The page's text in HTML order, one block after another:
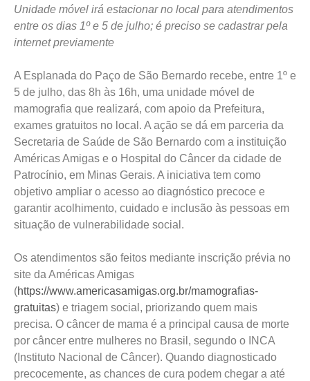
Unidade móvel irá estacionar no local para atendimentos
entre os dias 1º e 5 de julho; é preciso se cadastrar pela
internet previamente
A Esplanada do Paço de São Bernardo recebe, entre 1º e
5 de julho, das 8h às 16h, uma unidade móvel de
mamografia que realizará, com apoio da Prefeitura,
exames gratuitos no local. A ação se dá em parceria da
Secretaria de Saúde de São Bernardo com a instituição
Américas Amigas e o Hospital do Câncer da cidade de
Patrocínio, em Minas Gerais. A iniciativa tem como
objetivo ampliar o acesso ao diagnóstico precoce e
garantir acolhimento, cuidado e inclusão às pessoas em
situação de vulnerabilidade social.
Os atendimentos são feitos mediante inscrição prévia no
site da Américas Amigas
(https://www.americasamigas.org.br/mamografias-
gratuitas) e triagem social, priorizando quem mais
precisa. O câncer de mama é a principal causa de morte
por câncer entre mulheres no Brasil, segundo o INCA
(Instituto Nacional de Câncer). Quando diagnosticado
precocemente, as chances de cura podem chegar a até